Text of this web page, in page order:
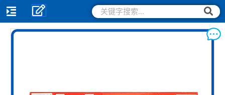
跳
至
搜
索
搜
索